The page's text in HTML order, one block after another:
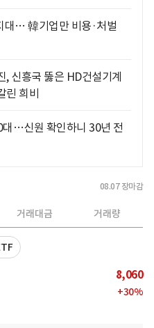
대… 韓기업만 비용·처벌
, 신흥국 뚫은 HD건설기계
희비
대…신원 확인하니 30년 전
08.07 장마감
거래대금 거래량
8,060
+30%